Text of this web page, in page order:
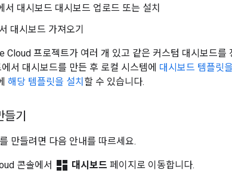
서 대시보드 대시보드 업로드 또는 설치
대시보드 가져오기
Cloud 프로젝트가 여러 개 있고 같은 커스텀 대시보드를
서 대시보드를 만든 후 로컬 시스템에 대시보드 템플릿
해당 템플릿을 설치 할 수 있습니다.
기
만들려면 다음 안내를 따르세요.
콘솔에서 dashboard 대시보드 페이지로 이동합니다.